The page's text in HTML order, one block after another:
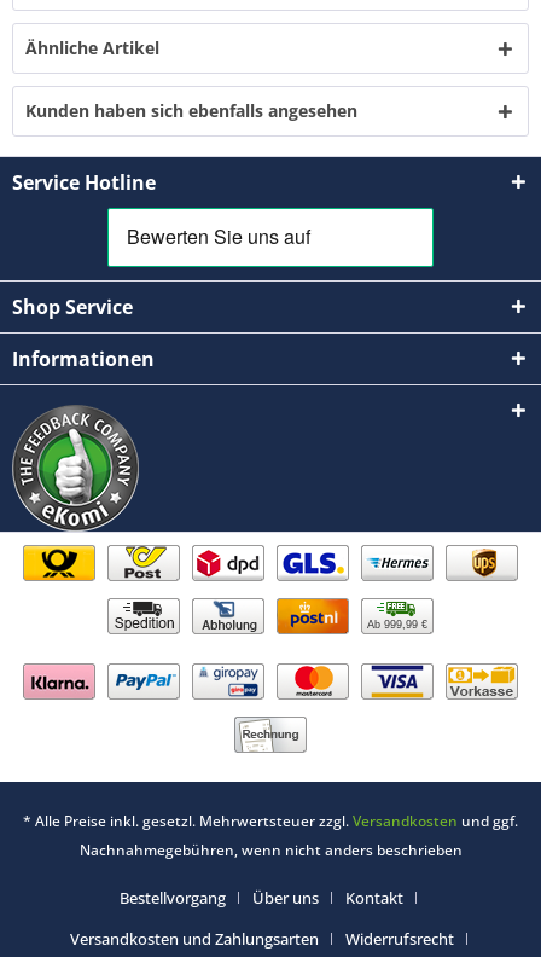
Ähnliche Artikel
Kunden haben sich ebenfalls angesehen
Service Hotline
Shop Service
Informationen
Ab 999,99 €
* Alle Preise inkl. gesetzl. Mehrwertsteuer zzgl.Versandkosten und ggf.
Nachnahmegebühren, wenn nicht anders beschrieben
Bestellvorgang Über uns
Kontakt
Versandkosten und Zahlungsarten
Widerrufsrecht